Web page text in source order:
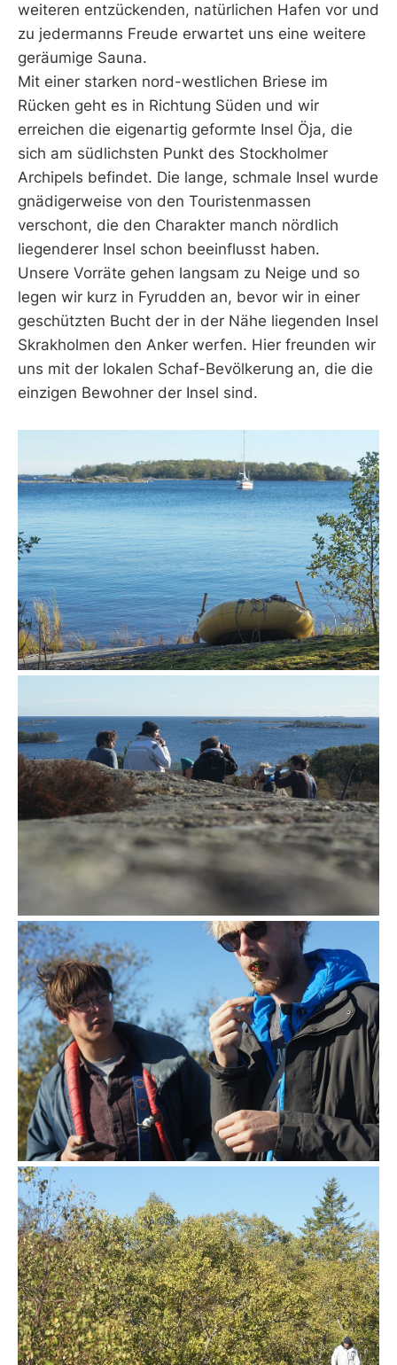
weiteren entzückenden, natürlichen Hafen vor und
zu jedermanns Freude erwartet uns eine weitere
geräumige Sauna.
Mit einer starken nord-westlichen Briese im
Rücken geht es in Richtung Süden und wir
erreichen die eigenartig geformte Insel Öja, die
sich am südlichsten Punkt des Stockholmer
Archipels befindet. Die lange, schmale Insel wurde
gnädigerweise von den Touristenmassen
verschont, die den Charakter manch nördlich
liegenderer Insel schon beeinflusst haben.
Unsere Vorräte gehen langsam zu Neige und so
legen wir kurz in Fyrudden an, bevor wir in einer
geschützten Bucht der in der Nähe liegenden Insel
Skrakholmen den Anker werfen. Hier freunden wir
uns mit der lokalen Schaf-Bevölkerung an, die die
einzigen Bewohner der Insel sind.